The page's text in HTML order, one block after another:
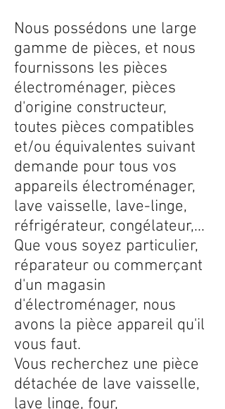
Nous possédons une large
gamme de pièces, et nous
fournissons les pièces
électroménager, pièces
d'origine constructeur,
toutes pièces compatibles
et/ou équivalentes suivant
demande pour tous vos
appareils électroménager,
lave vaisselle, lave-linge,
réfrigérateur, congélateur,...
Que vous soyez particulier,
réparateur ou commerçant
d'un magasin
d'électroménager, nous
avons la pièce appareil qu'il
vous faut.
Vous recherchez une pièce
détachée de lave vaisselle,
lave linge, four,